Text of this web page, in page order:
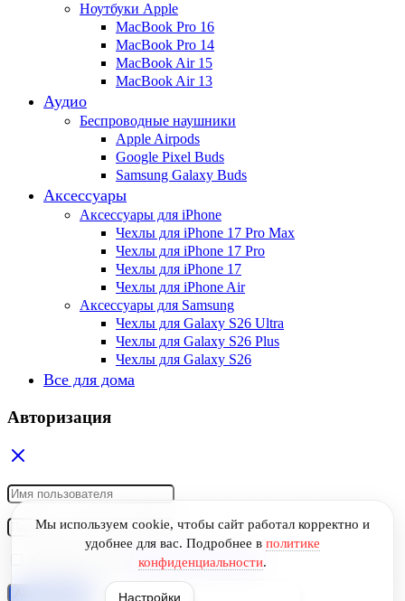
Мы используем cookie, чтобы сайт работал корректно и
удобнее для вас. Подробнее в политике
конфиденциальности.
Настройки
Ноутбуки Apple
MacBook Pro 16
MacBook Pro 14
MacBook Air 15
MacBook Air 13
Аудио
Беспроводные наушники
Apple Airpods
Google Pixel Buds
Samsung Galaxy Buds
Аксессуары
Аксессуары для iPhone
Чехлы для iPhone 17 Pro Max
Чехлы для iPhone 17 Pro
Чехлы для iPhone 17
Чехлы для iPhone Air
Аксессуары для Samsung
Чехлы для Galaxy S26 Ultra
Чехлы для Galaxy S26 Plus
Чехлы для Galaxy S26
Все для дома
Авторизация
Забыли свой пароль?
Авторизация